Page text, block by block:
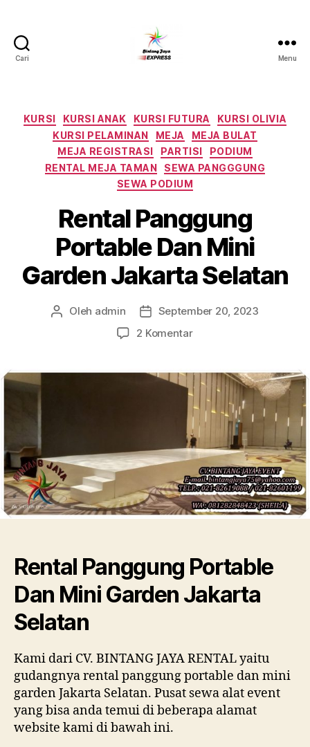
Cari
Pesta
Jabodetabek,Tlp.0878-
7350-
8787
Menu
Kategori
KURSI KURSI ANAK KURSI FUTURA
KURSI OLIVIA
KURSI PELAMINAN
MEJA
MEJA BULAT
MEJA REGISTRASI
PARTISI
PODIUM
RENTAL MEJA TAMAN
SEWA PANGGGUNG
SEWA PODIUM
Rental Panggung
Portable Dan Mini
Garden Jakarta Selatan
Penulis
Oleh admin
Tanggal
artikel
September 20, 2023
2 Komentarpada
Portable
Dan
Mini
Garden
Jakarta
Selatan
Rental Panggung Portable
Dan Mini Garden Jakarta
Selatan
Kami dari CV. BINTANG JAYA RENTAL yaitu
gudangnya rental panggung portable dan mini
garden Jakarta Selatan. Pusat sewa alat event
yang bisa anda temui di beberapa alamat
website kami di bawah ini.